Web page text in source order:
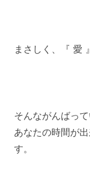
まさしく、『 愛
そんながんばっ
あなたの時間が
す。